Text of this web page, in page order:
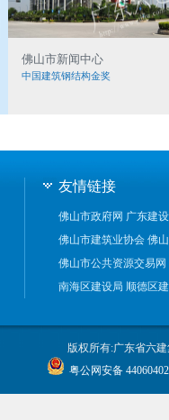
佛山市新闻中心
中国建筑钢结构金奖
友情链接
佛山市政府网 广东建
佛山市建筑业协会 佛
佛山市公共资源交易网
南海区建设局 顺德区
版权所有:广东省六
粤公网安备